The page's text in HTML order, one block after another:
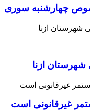
چهارشنبه ‌سوری
شهرستان ازنا
غیرقانونی است